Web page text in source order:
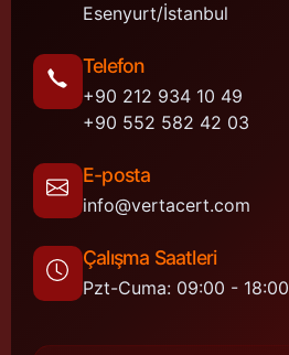
Esenyurt/İstanbul
Telefon
+90 212 934 10 49
+90 552 582 42 03
E-posta
info@vertacert.com
Çalışma Saatleri
Pzt-Cuma: 09:00 - 18:00